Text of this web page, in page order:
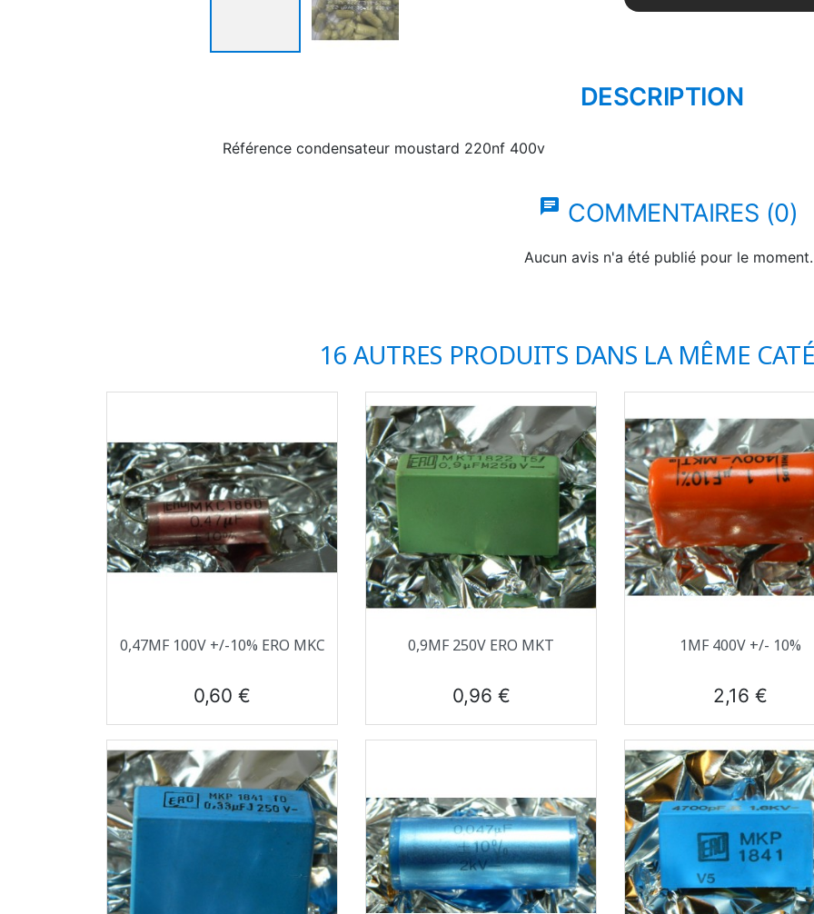
DESCRIPTION
Référence condensateur moustard 220nf 400v
chat COMMENTAIRES (0)
Aucun avis n'a été publié pour le moment.
16 AUTRES PRODUITS DANS LA MÊME
Aperçu rapide
0,47ΜF 100V +/-10% ERO MKC
Prix
0,60 €
Aperçu rapide
0,9ΜF 250V ERO MKT
Prix
0,96 €
 Aperçu rapide
1ΜF 400V +/- 10%
Prix
2,16 €